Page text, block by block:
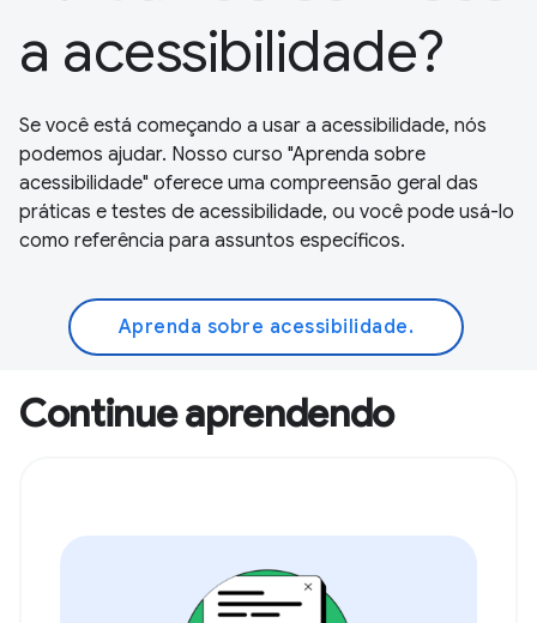
a acessibilidade?
Se você está começando a usar a acessibilidade, nós
podemos ajudar. Nosso curso "Aprenda sobre
acessibilidade" oferece uma compreensão geral das
práticas e testes de acessibilidade, ou você pode usá-lo
como referência para assuntos específicos.
Aprenda sobre acessibilidade.
Continue aprendendo